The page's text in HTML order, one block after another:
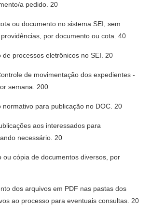
a pedido. 20
ou documento no sistema SEI, sem
por documento ou cota. 40
de processos eletrônicos no SEI. 20
de movimentação dos expedientes -
semana. 200
normativo para publicação no DOC. 20
aos interessados para
necessário. 20
ou cópia de documentos diversos, por
dos arquivos em PDF nas pastas dos
ao processo para eventuais consultas. 20